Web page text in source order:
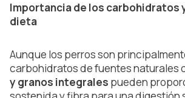
Importancia de los carbohidratos
dieta
Aunque los perros son
carbohidratos de fuentes naturales
y granos integrales pueden